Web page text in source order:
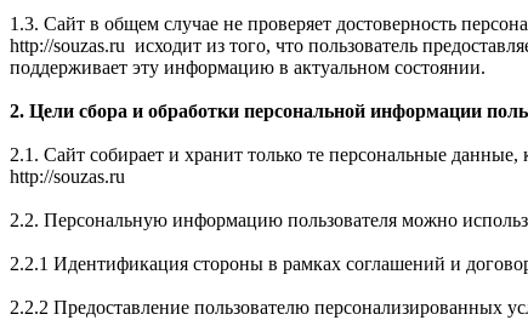
1.3. Сайт в общем случае не проверяет достоверность
http://souzas.ru исходит из того, что пользователь
поддерживает эту информацию в актуальном состоянии.
2. Цели сбора и обработки персональной информации
2.1. Сайт собирает и хранит только те персональные
http://souzas.ru
2.2. Персональную информацию пользователя можно
2.2.1 Идентификация стороны в рамках соглашений и
2.2.2 Предоставление пользователю персонализированных